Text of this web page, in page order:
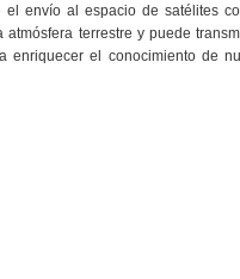
el envío al espacio de satélites
terrestre y puede
enriquecer el conocimiento de